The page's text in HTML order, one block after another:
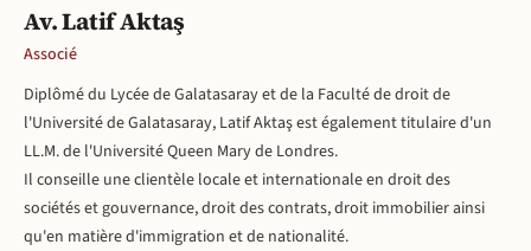
Av. Latif Aktaş
Associé
Diplômé du Lycée de Galatasaray et de la Faculté de droit de
l'Université de Galatasaray, Latif Aktaş est également titulaire d'un
LL.M. de l'Université Queen Mary de Londres.
Il conseille une clientèle locale et internationale en droit des
sociétés et gouvernance, droit des contrats, droit immobilier ainsi
qu'en matière d'immigration et de nationalité.